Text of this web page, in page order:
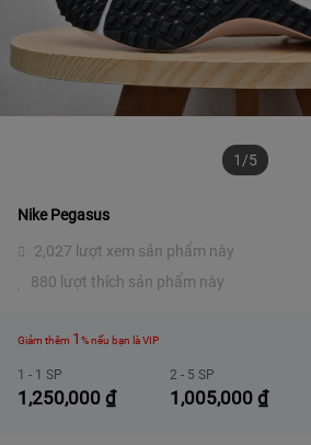
1/5
Nike Pegasus
2,027 lượt xem sản phẩm này
880 lượt thích sản phẩm này
Giảm thêm 1 % nếu bạn là VIP
1,250,000 ₫
1 - 1 SP
1,005,000 ₫
2 - 5 SP